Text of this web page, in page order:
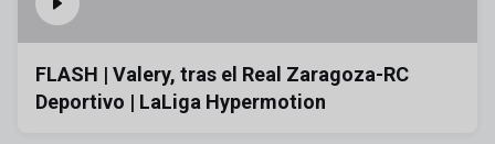
FLASH | Valery, tras el Real Zaragoza-RC
Deportivo | LaLiga Hypermotion